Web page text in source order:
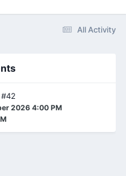
All Activity
#42
2026 4:00 PM